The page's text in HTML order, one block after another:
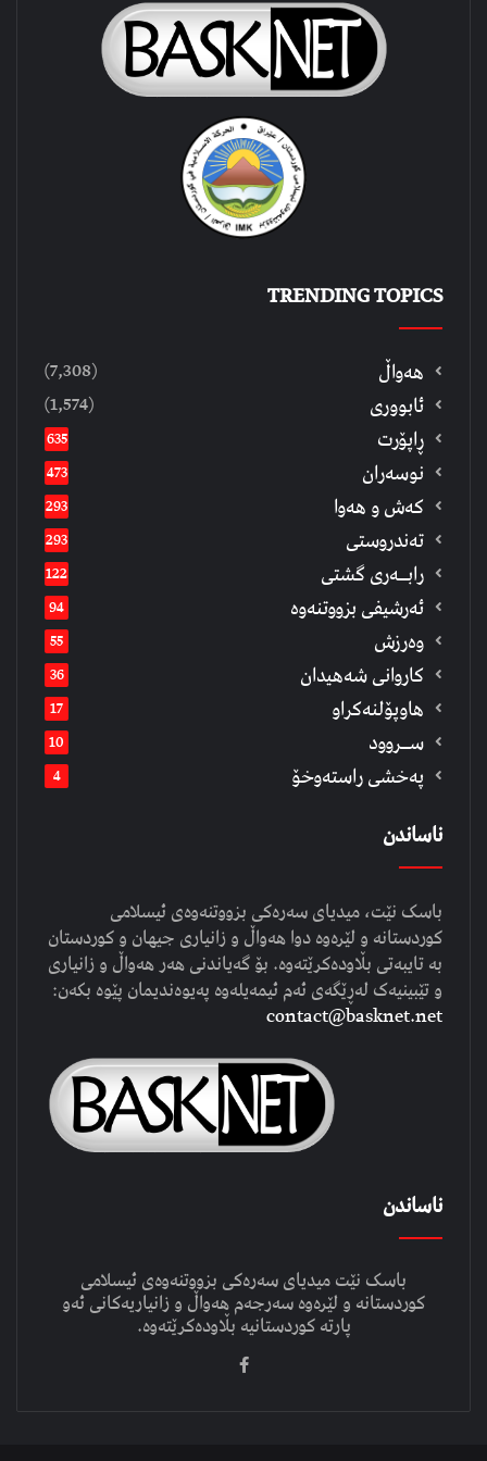
TRENDING TOPICS
هەواڵ (7,308)
ئابووری (1,574)
ڕاپۆرت 635
نوسەران 473
كەش و هەوا 293
تەندروستی 293
رابــه‌ری گشتی 122
ئەرشیفى بزووتنەوە 94
وەرزش 55
كاروانی شەهیدان 36
هاوپۆلنەكراو 17
ســروود 10
په‌خشی راسته‌وخۆ 4
ناساندن
باسک نێت، میدیای سەرەکی بزووتنەوەی ئیسلامی
کوردستانە و لێرەوە دوا هەواڵ و زانیاری جیهان و کوردستان
بە تایبەتی بڵاودەکرێتەوە. بۆ گەیاندنی هەر هەواڵ و زانیاری
و تێبینیەک لەڕێگەی ئەم ئیمەیلەوە پەیوەندیمان پێوە بکەن:
contact@basknet.net
ناساندن
باسک نێت میدیای سەرەکی بزووتنەوەی ئیسلامی
کوردستانە و لێرەوە سەرجەم هەواڵ و زانیاریەکانی ئەو
پارتە کوردستانیە بڵاودەکرێتەوە.